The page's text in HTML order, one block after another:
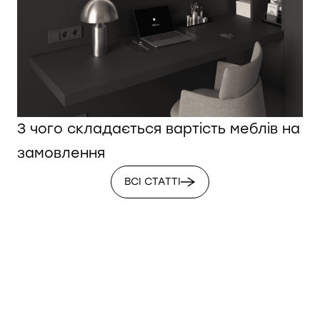
З чого складається вартість меблів на
замовлення
ВСІ СТАТТІ